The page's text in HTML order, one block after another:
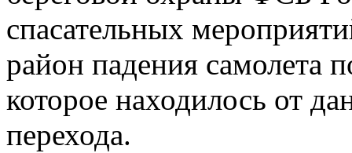
спасательных
район падения самолета
которое находилось от
перехода.